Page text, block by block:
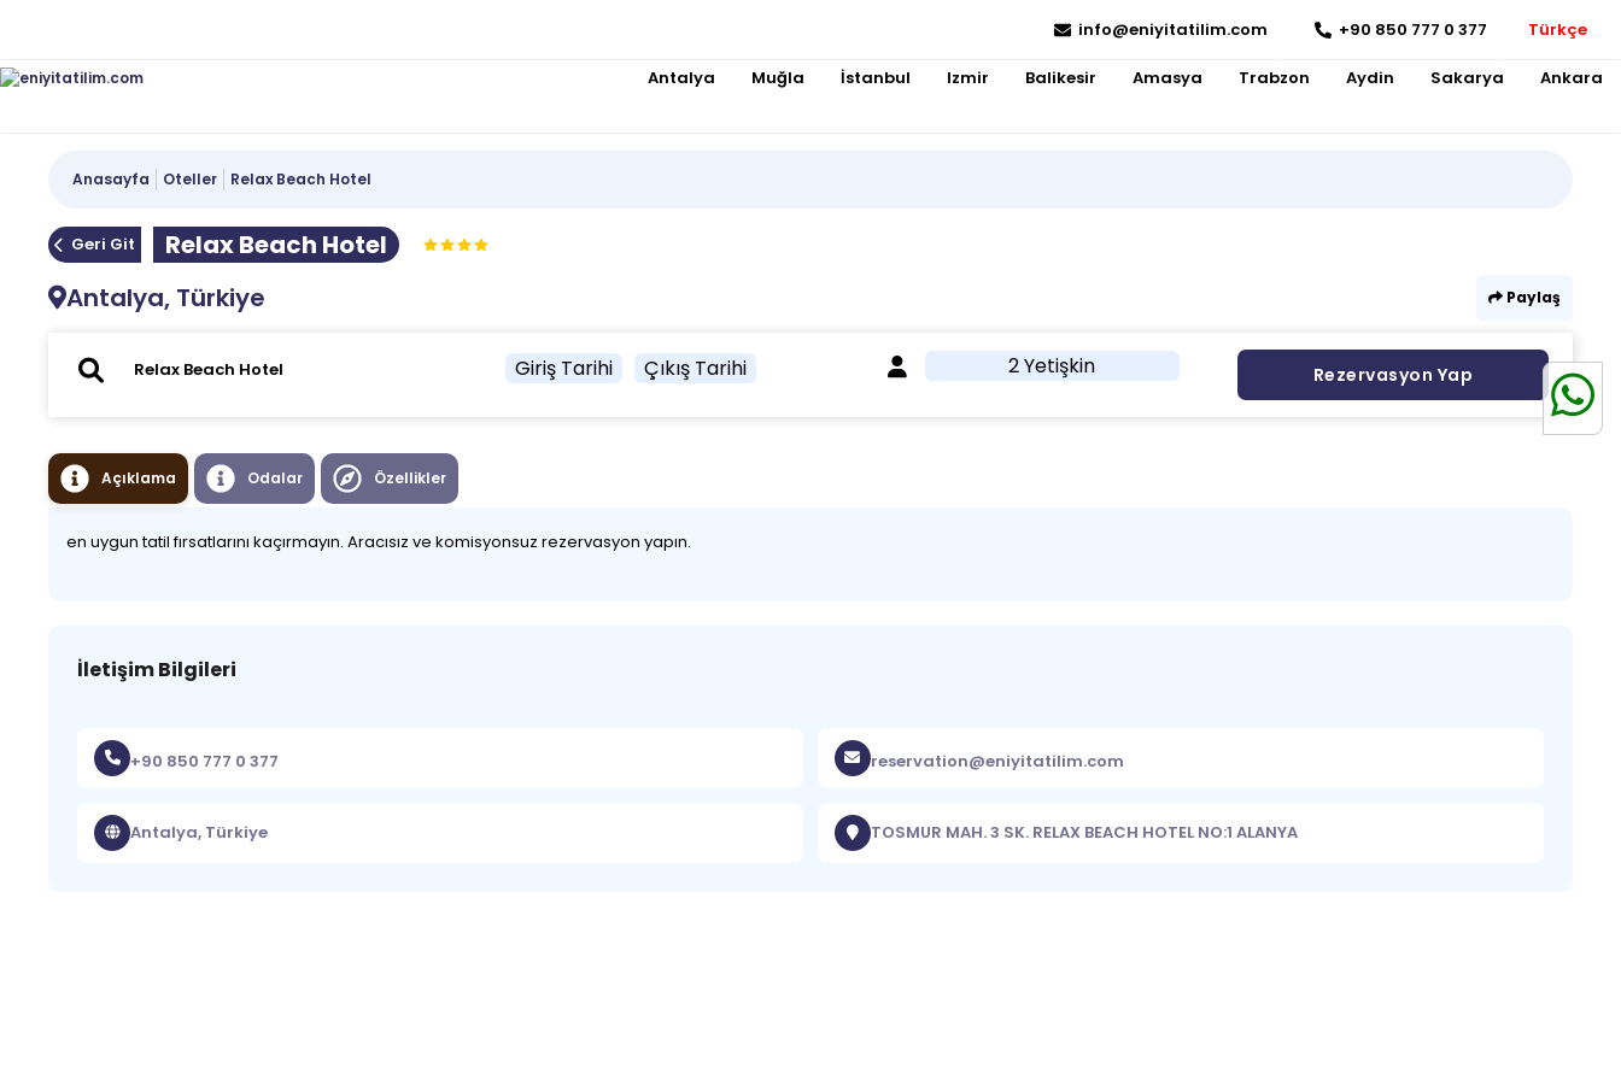
info@eniyitatilim.com +90 850 777 0 377 Türkçe
Antalya Muğla İstanbul Izmir Balikesir Amasya Trabzon Aydin Sakarya Ankara
Anasayfa Oteller Relax Beach Hotel
Geri Git
Relax Beach Hotel
Antalya, Türkiye
Paylaş
Giriş Tarihi Çıkış Tarihi 2 Yetişkin Rezervasyon Yap
Açıklama Odalar Özellikler
en uygun tatil fırsatlarını kaçırmayın. Aracısız ve komisyonsuz rezervasyon yapın.
İletişim Bilgileri
+90 850 777 0 377 reservation@eniyitatilim.com
Antalya, Türkiye TOSMUR MAH. 3 SK. RELAX BEACH HOTEL NO:1 ALANYA